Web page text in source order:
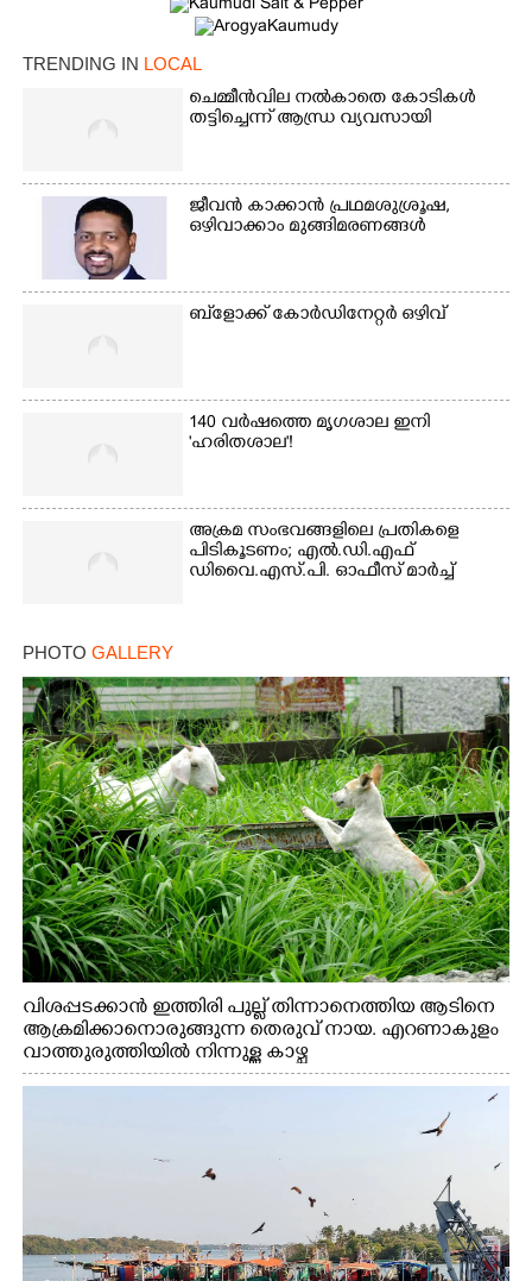
TRENDING IN LOCAL
ചെമ്മീൻവില നൽകാതെ കോടികൾ
തട്ടിച്ചെന്ന് ആന്ധ്ര വ്യവസായി
ജീവൻ കാക്കാൻ പ്രഥമശുശ്രൂഷ,
ഒഴിവാക്കാം മുങ്ങിമരണങ്ങൾ
ബ്‌ളോക്ക് കോർഡിനേറ്റർ ഒഴിവ്
140 വർഷത്തെ മൃഗശാല ഇനി
'ഹരിതശാല'!
അക്രമ സംഭവങ്ങളിലെ പ്രതികളെ
പിടികൂടണം; എൽ.ഡി.എഫ്
ഡിവൈ.എസ്.പി. ഓഫീസ് മാർച്ച്
PHOTO GALLERY
വിശപ്പടക്കാൻ ഇത്തിരി പുല്ല് തിന്നാനെത്തിയ ആടിനെ
ആക്രമിക്കാനൊരുങ്ങുന്ന തെരുവ് നായ. എറണാകുളം
വാത്തുരുത്തിയിൽ നിന്നുള്ള കാഴ്ച
×
Share this link